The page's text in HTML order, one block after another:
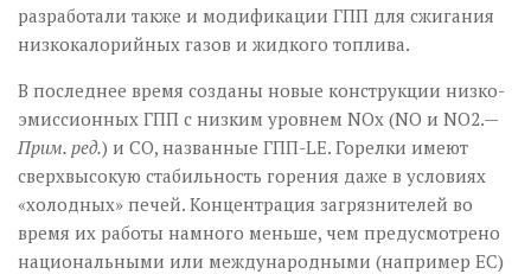
разработали также и модификации ГПП для сжигания
низкокалорийных газов и жидкого топлива.
В последнее время созданы новые конструкции низко­
эмиссионных ГПП с низким уровнем NOx (NO и NO2.—
Прим. ред.) и СО, названные ГПП-LE. Горелки имеют
сверхвысокую стабильность горения даже в условиях
«холодных» печей. Концентрация загрязнителей во
время их работы намного меньше, чем предусмотрено
нацио­нальными или международными (например ЕС)